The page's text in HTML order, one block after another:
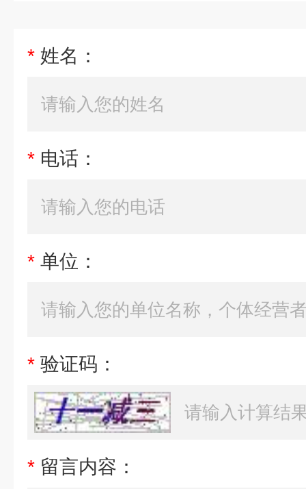
* 姓名：
* 电话：
* 单位：
* 验证码：
* 留言内容：